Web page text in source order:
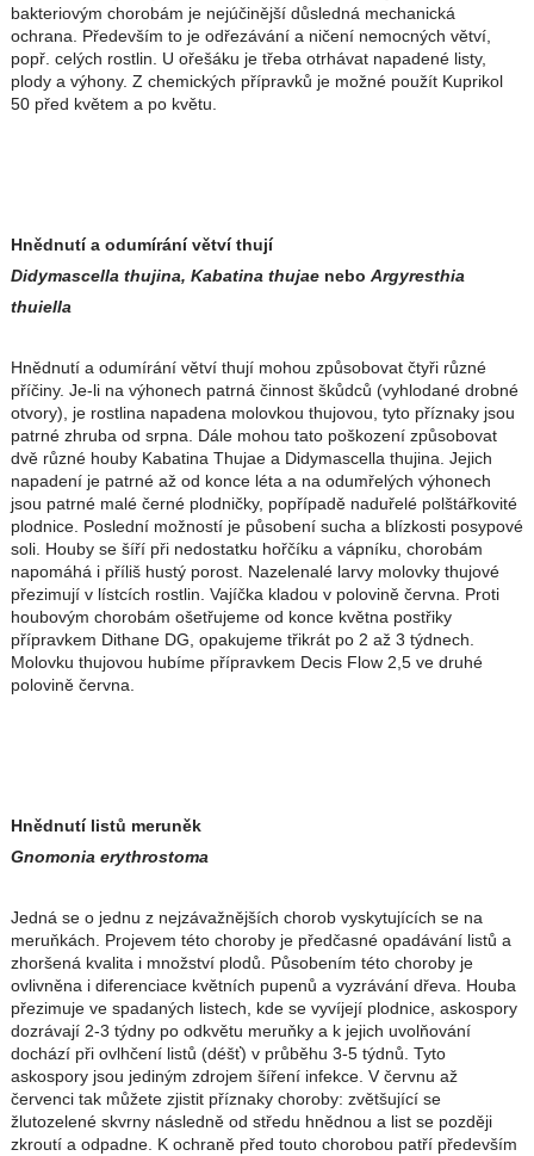
bakteriovým chorobám je nejúčinější důsledná mechanická
ochrana. Především to je odřezávání a ničení nemocných větví,
popř. celých rostlin. U ořešáku je třeba otrhávat napadené listy,
plody a výhony. Z chemických přípravků je možné použít Kuprikol
50 před květem a po květu.
Hnědnutí a odumírání větví thují
Didymascella thujina, Kabatina thujaenebo Argyresthia
thuiella
Hnědnutí a odumírání větví thují mohou způsobovat čtyři různé
příčiny. Je-li na výhonech patrná činnost škůdců (vyhlodané drobné
otvory), je rostlina napadena molovkou thujovou, tyto příznaky jsou
patrné zhruba od srpna. Dále mohou tato poškození způsobovat
dvě různé houby Kabatina Thujae a Didymascella thujina. Jejich
napadení je patrné až od konce léta a na odumřelých výhonech
jsou patrné malé černé plodničky, popřípadě naduřelé polštářkovité
plodnice. Poslední možností je působení sucha a blízkosti posypové
soli. Houby se šíří při nedostatku hořčíku a vápníku, chorobám
napomáhá i příliš hustý porost. Nazelenalé larvy molovky thujové
přezimují v lístcích rostlin. Vajíčka kladou v polovině června. Proti
houbovým chorobám ošetřujeme od konce května postřiky
přípravkem Dithane DG, opakujeme třikrát po 2 až 3 týdnech.
Molovku thujovou hubíme přípravkem Decis Flow 2,5 ve druhé
polovině června.
Hnědnutí listů meruněk
Gnomonia erythrostoma
Jedná se o jednu z nejzávažnějších chorob vyskytujících se na
meruňkách. Projevem této choroby je předčasné opadávání listů a
zhoršená kvalita i množství plodů. Působením této choroby je
ovlivněna i diferenciace květních pupenů a vyzrávání dřeva. Houba
přezimuje ve spadaných listech, kde se vyvíjejí plodnice, askospory
dozrávají 2-3 týdny po odkvětu meruňky a k jejich uvolňování
dochází při ovlhčení listů (déšť) v průběhu 3-5 týdnů. Tyto
askospory jsou jediným zdrojem šíření infekce. V červnu až
červenci tak můžete zjistit příznaky choroby: zvětšující se
žlutozelené skvrny následně od středu hnědnou a list se později
zkroutí a odpadne. K ochraně před touto chorobou patří především